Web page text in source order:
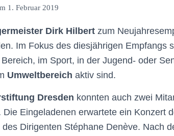
1. Februar 2019
Dirk Hilbert zum
Im Fokus des diesjährigen Empfangs
im Sport, in der Jugend- oder
Umweltbereich aktiv sind.
Dresden konnten auch zwei
Eingeladenen erwartete ein Konzert
Dirigenten Stéphane Denève. Nach